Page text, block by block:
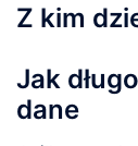
Z kim
Jak
dane